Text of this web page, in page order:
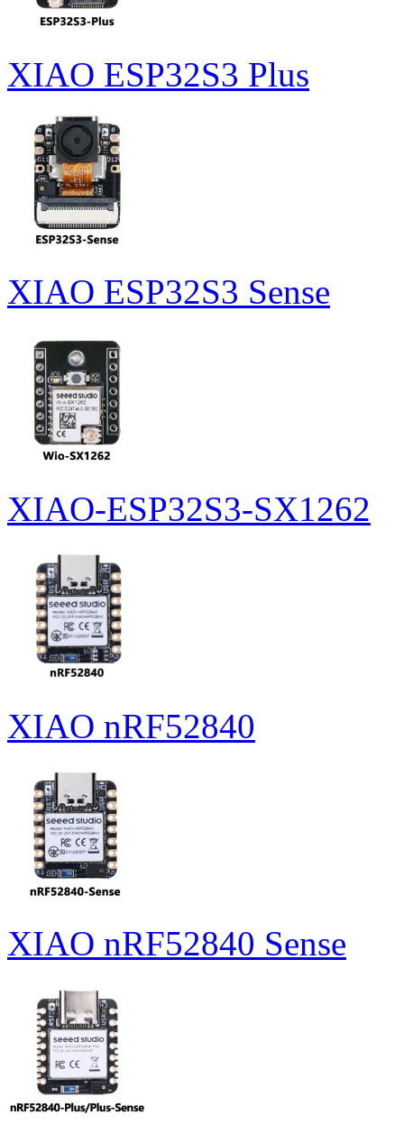
XIAO ESP32S3 Plus
XIAO ESP32S3 Sense
XIAO-ESP32S3-SX1262
XIAO nRF52840
XIAO nRF52840 Sense